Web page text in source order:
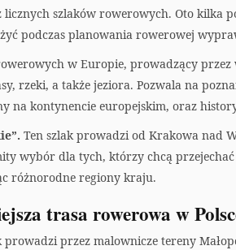
licznych szlaków rowerowych. Oto kilka
podczas planowania rowerowej
w Europie, prowadzący
rzeki, a także jeziora. Pozwala na
na kontynencie europejskim, oraz
Ten szlak prowadzi od Krakowa nad
wybór dla tych, którzy chcą przejechać
różnorodne regiony kraju.
trasa rowerowa w
prowadzi przez malownicze tereny